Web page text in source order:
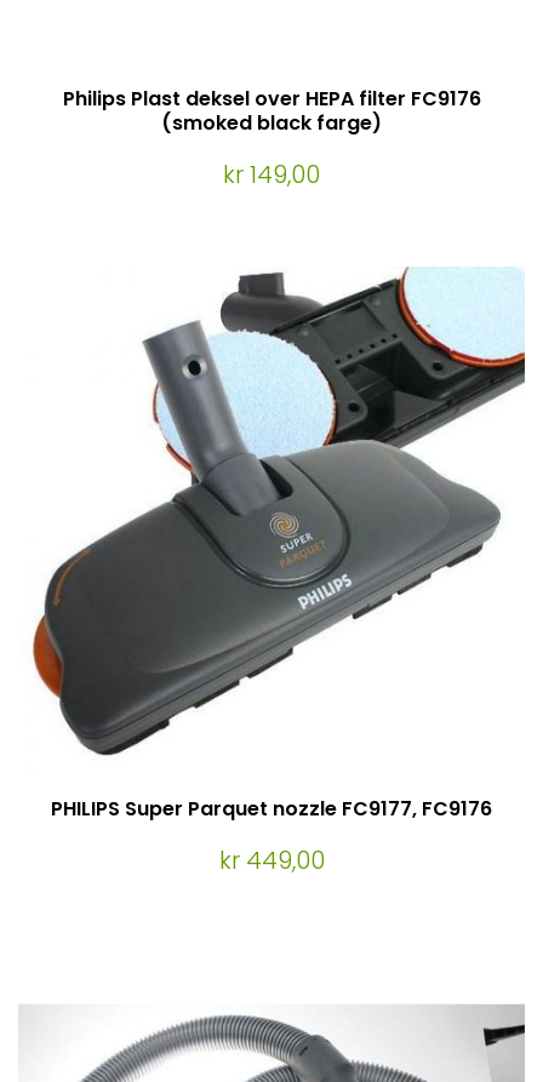
Philips Plast deksel over HEPA filter FC9176
(smoked black farge)
kr 149,00
PHILIPS Super Parquet nozzle FC9177, FC9176
kr 449,00